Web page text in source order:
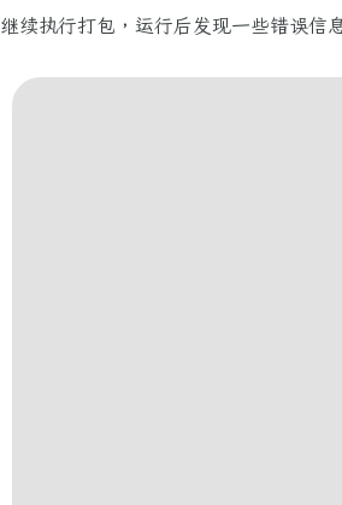
继续执行打包，运行后发现一些错误信